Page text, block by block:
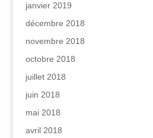
janvier 2019
décembre 2018
novembre 2018
octobre 2018
juillet 2018
juin 2018
mai 2018
avril 2018